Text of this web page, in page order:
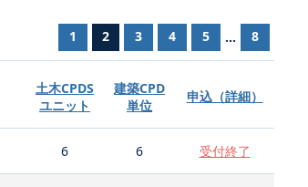
1 2 3 4 5 ... 8
土木CPDS
ユニット
建築CPD
単位
申込（詳細）
6 6 受付終了